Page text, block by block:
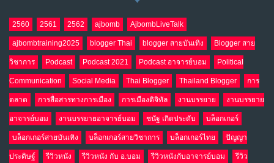
2560 2561 2562 ajbomb AjbombLiveTalk
ajbombtraining2025 blogger Thai blogger สายบันเทิง Blogger สาย
วิชาการ Podcast Podcast 2021 Podcast อาจารย์บอม Political
Communication Social Media Thai Blogger Thailand Blogger การ
ตลาด การสื่อสารทางการเมือง การเมืองดิจิทัล งานบรรยาย งานบรรยาย
อาจารย์บอม งานบรรยายอาจารย์บอม ชนัฐ เกิดประดับ บล็อกเกอร์
บล็อกเกอร์สายบันเทิง บล็อกเกอร์สายวิชาการ บล็อกเกอร์ไทย ปัญญา
ประดิษฐ์ รีวิวหนัง รีวิวหนัง กับ อ.บอม รีวิวหนังกับอาจารย์บอม รีวิว